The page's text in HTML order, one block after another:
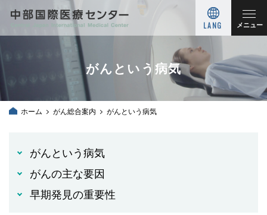
LANG メニュー
がんという病気
ホーム がん総合案内 がんという病気
がんという病気
がんの主な要因
早期発見の重要性